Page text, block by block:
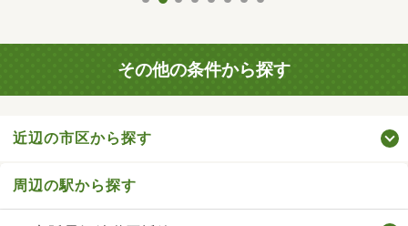
その他の条件から探す
近辺の市区から探す
周辺の駅から探す